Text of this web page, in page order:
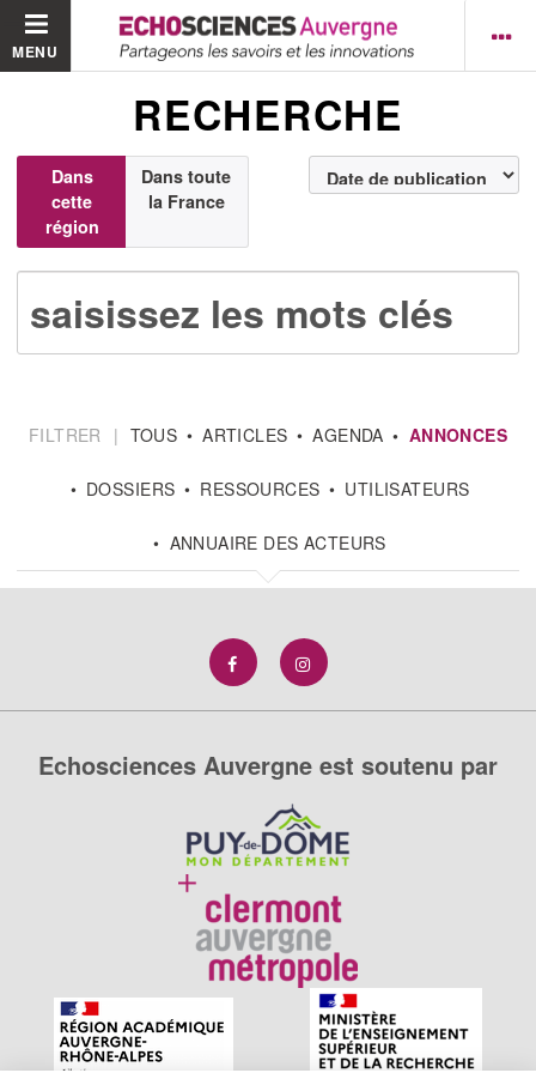
MENU
RECHERCHE
Dans
cette
région
Dans toute
la France
FILTRER | TOUS ARTICLES AGENDA ANNONCES
DOSSIERS RESSOURCES UTILISATEURS
ANNUAIRE DES ACTEURS
Echosciences Auvergne est soutenu par